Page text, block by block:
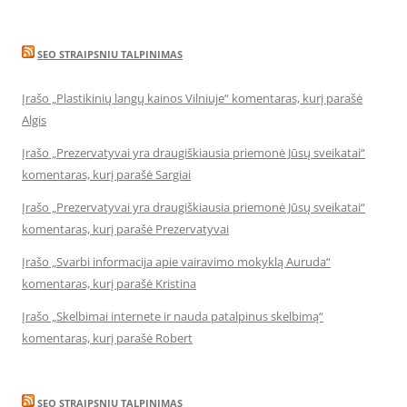
SEO STRAIPSNIU TALPINIMAS
Įrašo „Plastikinių langų kainos Vilniuje“ komentaras, kurį parašė
Algis
Įrašo „Prezervatyvai yra draugiškiausia priemonė Jūsų sveikatai“
komentaras, kurį parašė Sargiai
Įrašo „Prezervatyvai yra draugiškiausia priemonė Jūsų sveikatai“
komentaras, kurį parašė Prezervatyvai
Įrašo „Svarbi informacija apie vairavimo mokyklą Auruda“
komentaras, kurį parašė Kristina
Įrašo „Skelbimai internete ir nauda patalpinus skelbimą“
komentaras, kurį parašė Robert
SEO STRAIPSNIU TALPINIMAS